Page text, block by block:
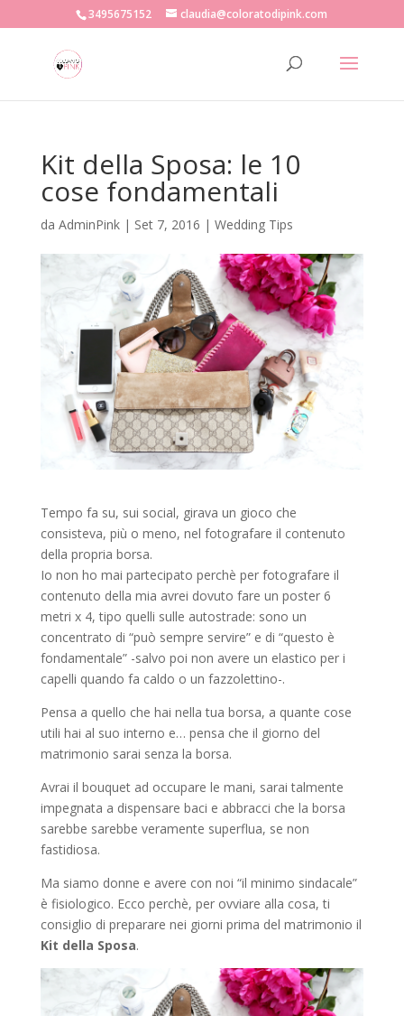
3495675152 claudia@coloratodipink.com
Kit della Sposa: le 10
cose fondamentali
da AdminPink| Set 7, 2016 | Wedding Tips
Tempo fa su, sui social, girava un gioco che
consisteva, più o meno, nel fotografare il contenuto
della propria borsa.
Io non ho mai partecipato perchè per fotografare il
contenuto della mia avrei dovuto fare un poster 6
metri x 4, tipo quelli sulle autostrade: sono un
concentrato di “può sempre servire” e di “questo è
fondamentale” -salvo poi non avere un elastico per i
capelli quando fa caldo o un fazzolettino-.
Pensa a quello che hai nella tua borsa, a quante cose
utili hai al suo interno e… pensa che il giorno del
matrimonio sarai senza la borsa.
Avrai il bouquet ad occupare le mani, sarai talmente
impegnata a dispensare baci e abbracci che la borsa
sarebbe sarebbe veramente superflua, se non
fastidiosa.
Ma siamo donne e avere con noi “il minimo sindacale”
è fisiologico. Ecco perchè, per ovviare alla cosa, ti
consiglio di preparare nei giorni prima del matrimonio il
Kit della Sposa.